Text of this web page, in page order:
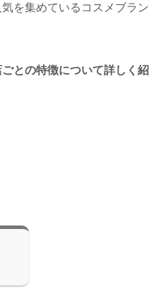
を集めているコスメブラン
との特徴について詳しく紹